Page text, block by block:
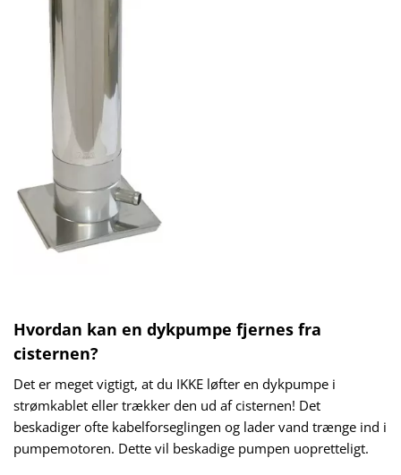
Hvordan kan en dykpumpe fjernes fra
cisternen?
Det er meget vigtigt, at du IKKE løfter en dykpumpe i
strømkablet eller trækker den ud af cisternen! Det
beskadiger ofte kabelforseglingen og lader vand trænge ind i
pumpemotoren. Dette vil beskadige pumpen uopretteligt.